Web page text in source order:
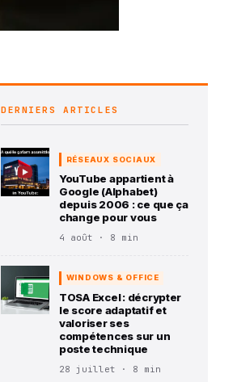
DERNIERS ARTICLES
RÉSEAUX SOCIAUX
YouTube appartient à
Google (Alphabet)
depuis 2006 : ce que ça
change pour vous
4 août · 8 min
WINDOWS & OFFICE
TOSA Excel : décrypter
le score adaptatif et
valoriser ses
compétences sur un
poste technique
28 juillet · 8 min